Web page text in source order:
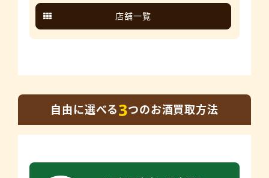
店舗一覧
自由に選べる3つのお酒買取方法